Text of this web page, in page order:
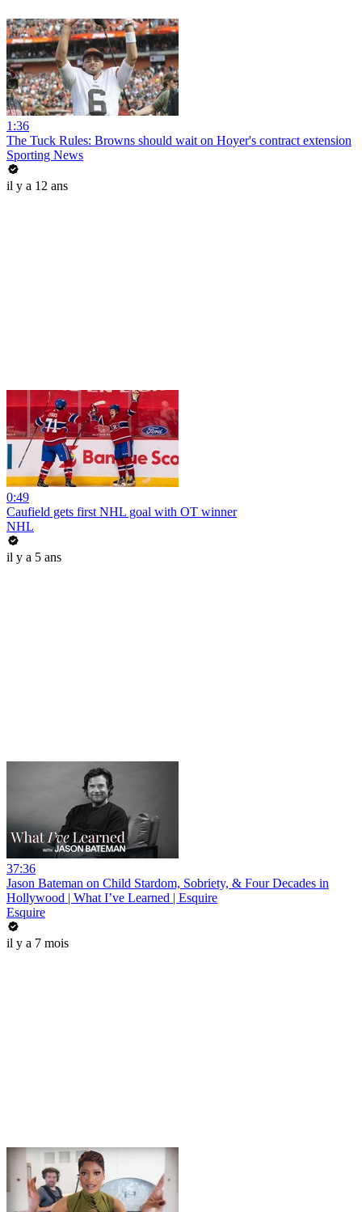
1:36
The Tuck Rules: Browns should wait on Hoyer's contract extension
Sporting News
il y a 12 ans
0:49
Caufield gets first NHL goal with OT winner
NHL
il y a 5 ans
37:36
Jason Bateman on Child Stardom, Sobriety, & Four Decades in
Hollywood | What I’ve Learned | Esquire
Esquire
il y a 7 mois